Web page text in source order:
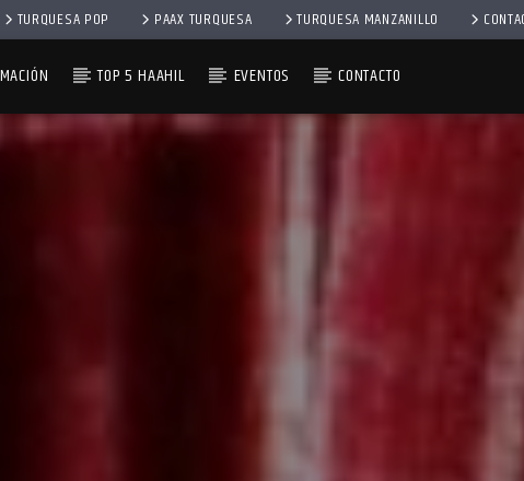
TURQUESA POP PAAX TURQUESA TURQUESA MANZANILLO
TOP 5 HAAHIL EVENTOS CONTACTO